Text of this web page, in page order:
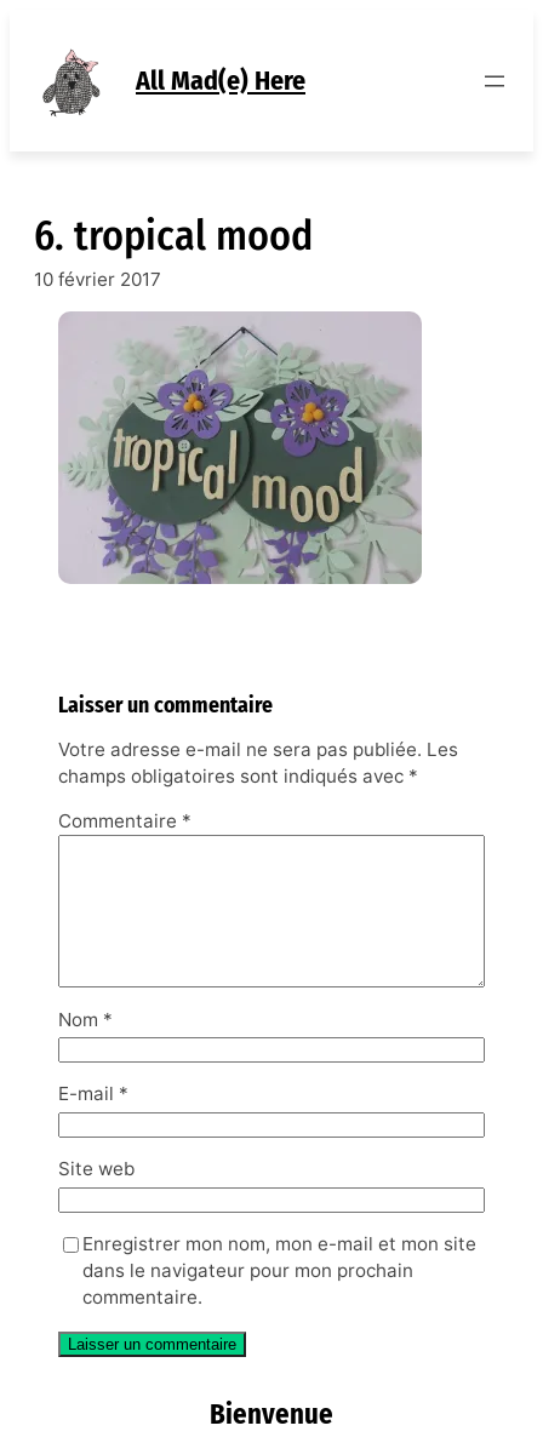
contenu
All Mad(e) Here
6. tropical mood
10 février 2017
Laisser un commentaire
Votre adresse e-mail ne sera pas publiée. Les
champs obligatoires sont indiqués avec *
Commentaire *
Nom *
E-mail *
Site web
Enregistrer mon nom, mon e-mail et mon site
dans le navigateur pour mon prochain
commentaire.
Bienvenue